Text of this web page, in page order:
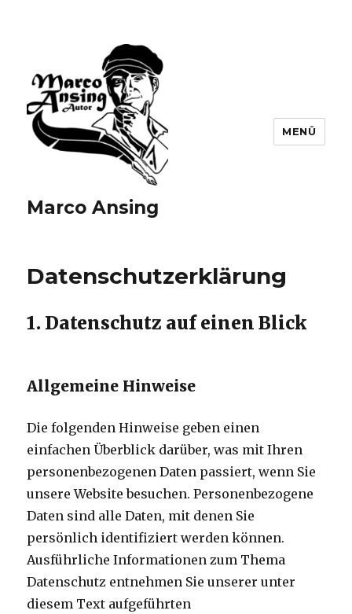
Marco Ansing
MENÜ
Datenschutzerklärung
1. Datenschutz auf einen Blick
Allgemeine Hinweise
Die folgenden Hinweise geben einen
einfachen Überblick darüber, was mit Ihren
personenbezogenen Daten passiert, wenn Sie
unsere Website besuchen. Personenbezogene
Daten sind alle Daten, mit denen Sie
persönlich identifiziert werden können.
Ausführliche Informationen zum Thema
Datenschutz entnehmen Sie unserer unter
diesem Text aufgeführten